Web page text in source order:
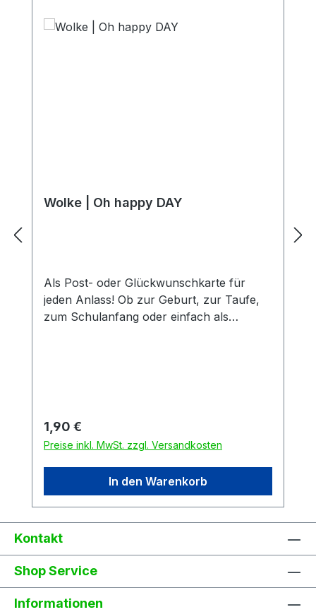
Wolke | Oh happy DAY
Als Post- oder Glückwunschkarte für
jeden Anlass! Ob zur Geburt, zur Taufe,
zum Schulanfang oder einfach als
Regulärer Preis:
1,90 €
Preise inkl. MwSt. zzgl. Versandkosten
In den Warenkorb
Kontakt
Shop Service
Informationen